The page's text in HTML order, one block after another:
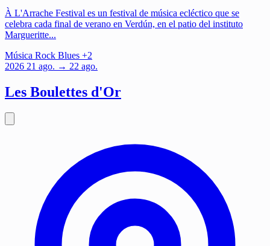
À L'Arrache Festival es un festival de música ecléctico que se
celebra cada final de verano en Verdún, en el patio del instituto
Margueritte...
Música Rock Blues +2
2026 21 ago. → 22 ago.
Les Boulettes d'Or